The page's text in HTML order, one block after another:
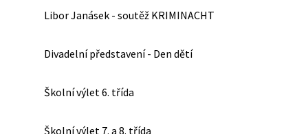
Libor Janásek - soutěž KRIMINACHT
Divadelní představení - Den dětí
Školní výlet 6. třída
Školní výlet 7. a 8. třída